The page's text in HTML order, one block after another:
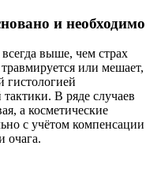
и необходимо
выше, чем страх
или мешает,
гистологией
В ряде случаев
а косметические
с учётом компенсации
очага.